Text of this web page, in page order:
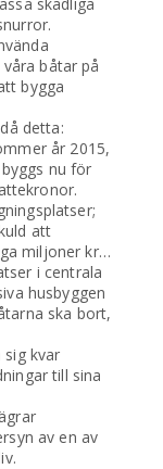
båtar på
bygga
detta:
år 2015,
nu för
att
miljoner kr…
i centrala
husbyggen
ska bort,
sig kvar
till sina
av en av